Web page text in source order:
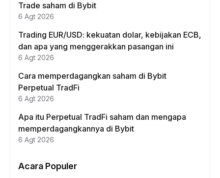
Trade saham di Bybit
6 Agt 2026
Trading EUR/USD: kekuatan dolar, kebijakan ECB,
dan apa yang menggerakkan pasangan ini
6 Agt 2026
Cara memperdagangkan saham di Bybit
Perpetual TradFi
6 Agt 2026
Apa itu Perpetual TradFi saham dan mengapa
memperdagangkannya di Bybit
6 Agt 2026
Acara Populer